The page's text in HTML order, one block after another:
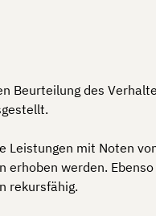
Beurteilung des
Leistungen mit Noten
erhoben werden.
rekursfähig.